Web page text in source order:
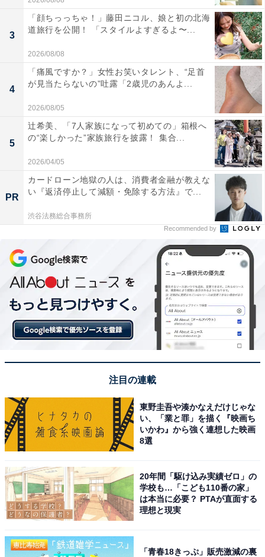
3
「顔ちっっちゃ！」藤田ニコル、娘と初の北海
道旅行を公開！ 「スタイルよすぎるよ〜...
2026/08/08
4
「痛風ですか？」女性お笑いタレント、“足首
が見当たらないの”吐露「2歳児のあんよ...
2026/08/05
5
辻希美、「7人家族になって初めての」箱根へ
の“楽しかった”家族旅行を披露！ 集合...
2026/04/05
PR
カードローン地獄の人は、消費者金融が教えな
い『返済停止して減額・免除する方法』で...
渋谷法務総合事務所
Recommended by
注目の連載
東野圭吾や湊かなえだけじゃな
い、「業と罪」を描く『映画ち
いかわ』から強く連想した映画
8選
20年間「駆け込み実績ゼロ」の
学校も…「こども110番の家」
は本当に必要？ PTAが直面する
理想と現実
「青春18きっぷ」販売激減の裏